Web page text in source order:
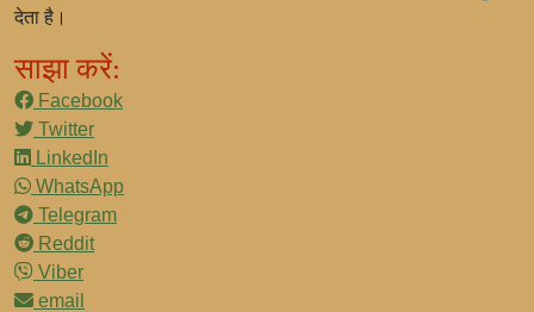
देता है।
साझा करें:
Facebook
Twitter
LinkedIn
WhatsApp
Telegram
Reddit
Viber
email